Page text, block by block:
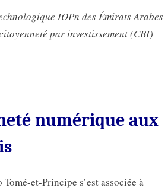
blockchain
IOPn des Émirats Arabes
par investissement (CBI)
numérique aux
et-Principe s’est associée à